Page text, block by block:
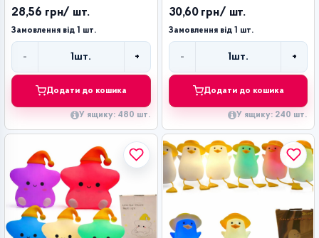
28,56 грн/ шт.
Замовлення від 1 шт.
- 1шт. +
Додати до кошика
У ящику: 480 шт.
30,60 грн/ шт.
Замовлення від 1 шт.
- 1шт. +
Додати до кошика
У ящику: 240 шт.